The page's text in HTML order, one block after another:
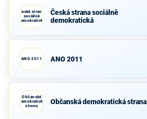
Česká strana
sociálně
demokratická
Česká strana sociálně
demokratická
ANO 2011 ANO 2011
Občanská
demokratická
strana
Občanská demokratická strana